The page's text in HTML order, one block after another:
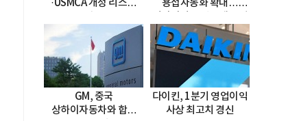
·USMCA 개정 리스크
용접자동화 확대…
도입
GM, 중국
상하이자동차와 합작
다이킨, 1분기 영업이익
사상 최고치 경신